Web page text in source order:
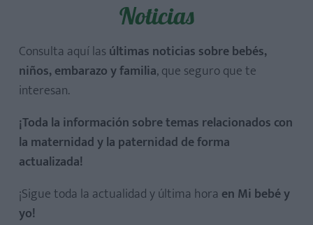
Noticias
Consulta aquí las últimas noticias sobre bebés,
niños, embarazo y familia, que seguro que te
interesan.
¡Toda la información sobre temas relacionados con
la maternidad y la paternidad de forma
actualizada!
¡Sigue toda la actualidad y última hora en Mi bebé y
yo!